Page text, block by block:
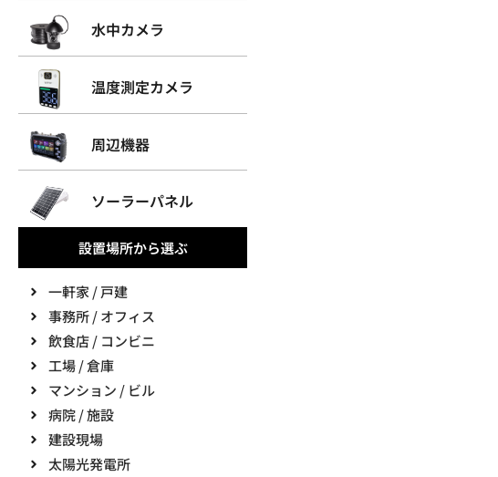
水中カメラ
温度測定カメラ
周辺機器
ソーラーパネル
設置場所から選ぶ
一軒家 / 戸建
事務所 / オフィス
飲食店 / コンビニ
工場 / 倉庫
マンション / ビル
病院 / 施設
建設現場
太陽光発電所